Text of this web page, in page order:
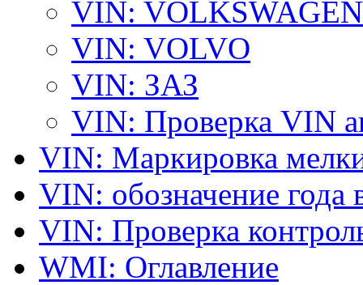
VIN: VOLKSWAGEN
VIN: VOLVO
VIN: ЗАЗ
VIN: Проверка VIN
VIN: Маркировка
VIN: обозначение года
VIN: Проверка
WMI: Оглавление